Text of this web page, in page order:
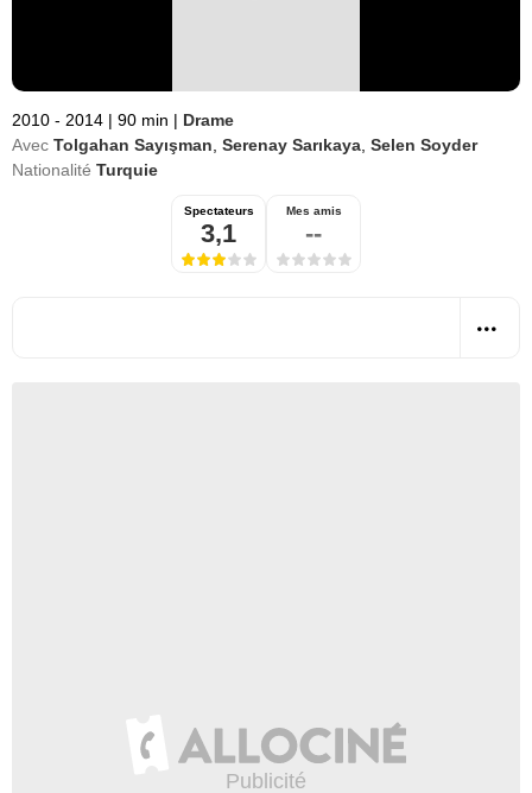
2010 - 2014 | 90 min | Drame
Avec Tolgahan Sayışman Serenay Sarıkaya Selen Soyder
Nationalité Turquie
Spectateurs
3,1
Mes amis
--